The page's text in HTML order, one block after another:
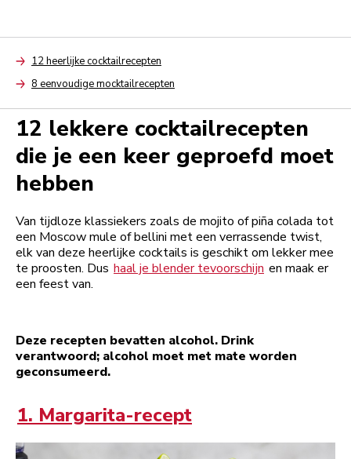
Arrow12 heerlijke cocktailrecepten
Arrow8 eenvoudige mocktailrecepten
12 lekkere cocktailrecepten
die je een keer geproefd moet
hebben
Van tijdloze klassiekers zoals de mojito of piña colada tot
een Moscow mule of bellini met een verrassende twist,
elk van deze heerlijke cocktails is geschikt om lekker mee
te proosten. Dus haal je blender tevoorschijn en maak er
een feest van.
Deze recepten bevatten alcohol. Drink
verantwoord; alcohol moet met mate worden
geconsumeerd.
1. Margarita-recept